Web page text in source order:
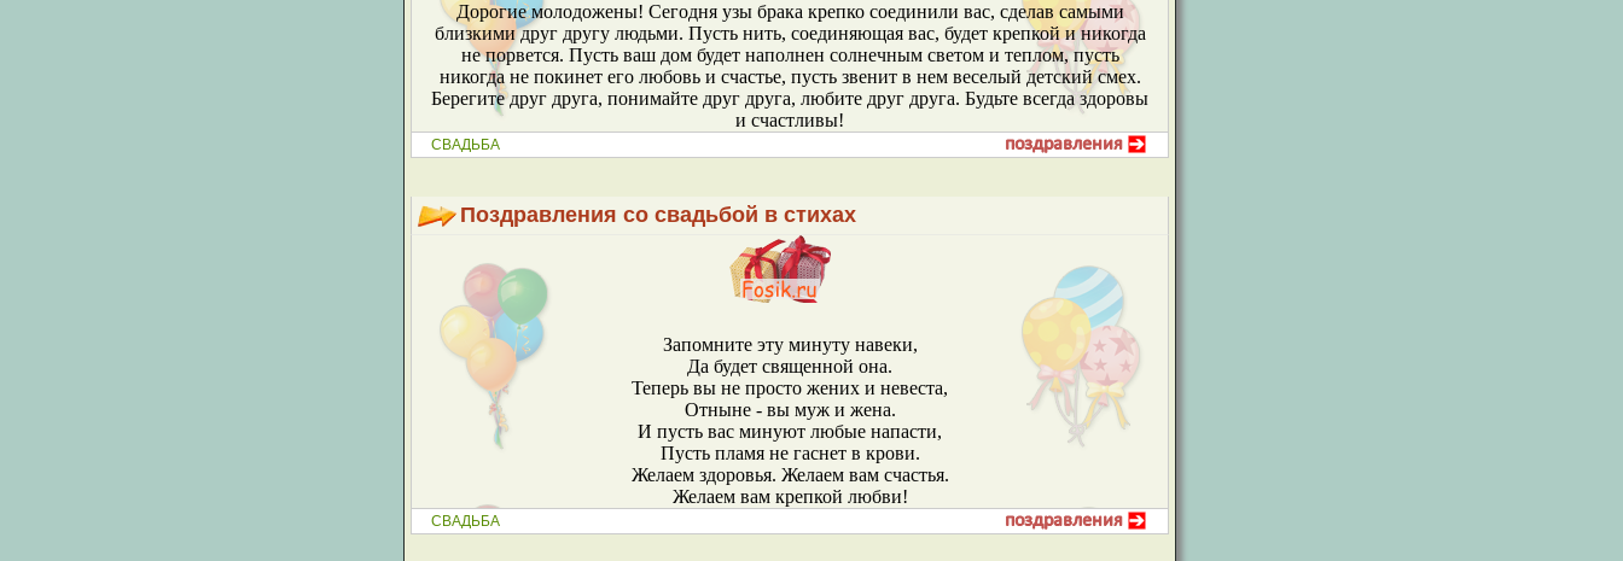
Дорогие молодожены! Сегодня узы брака крепко соединили вас, сделав самыми
близкими друг другу людьми. Пусть нить, соединяющая вас, будет крепкой и никогда
не порвется. Пусть ваш дом будет наполнен солнечным светом и теплом, пусть
никогда не покинет его любовь и счастье, пусть звенит в нем веселый детский смех.
Берегите друг друга, понимайте друг друга, любите друг друга. Будьте всегда здоровы
и счастливы!
СВАДЬБА
Поздравления со свадьбой в стихах
Запомните эту минуту навеки,
Да будет священной она.
Теперь вы не просто жених и невеста,
Отныне - вы муж и жена.
И пусть вас минуют любые напасти,
Пусть пламя не гаснет в крови.
Желаем здоровья. Желаем вам счастья.
Желаем вам крепкой любви!
СВАДЬБА